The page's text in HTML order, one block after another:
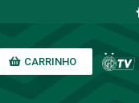
CARRINHO